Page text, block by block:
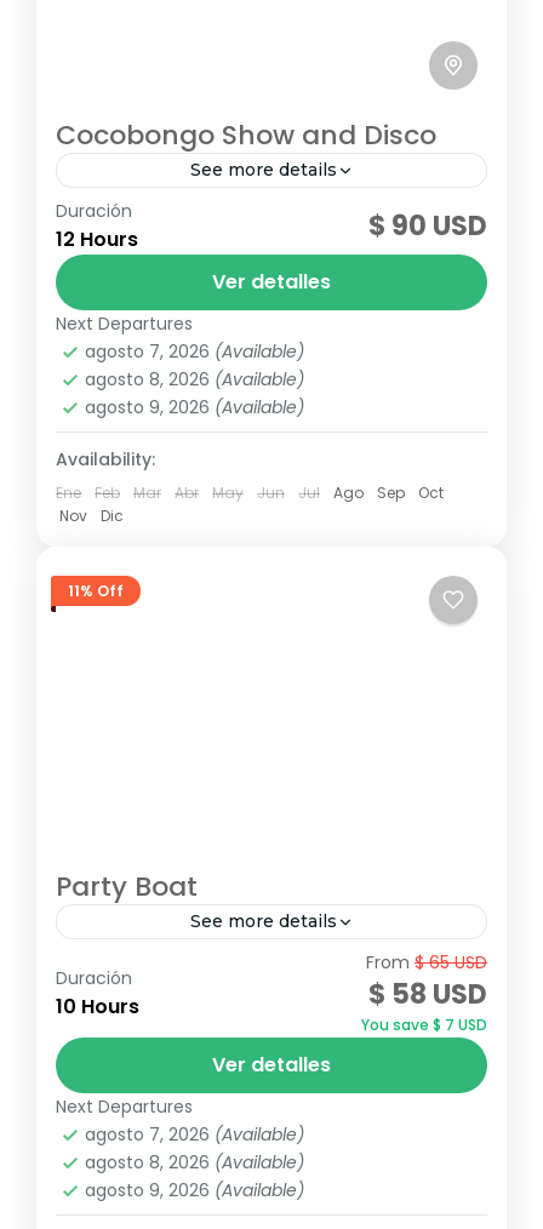
Cocobongo Show and Disco
See more details
"Coco Bongo Downtown en Punta Cana es
un maravilloso lugar para pasar la noche
después de un espectacular día de sol en
las hermosas playas de...
Punta Cana,
Duración
12 Hours $ 90 USD
Ver detalles
Next Departures
agosto 7, 2026 (Available)
agosto 8, 2026 (Available)
agosto 9, 2026 (Available)
Availability:
Ene Feb Mar Abr May Jun Jul Ago Sep
Oct
Nov
Dic
11% Off
Party Boat
See more details
¡Vive la mejor fiesta en el mar con Party
Boat Punta Cana! Música y diversión sin
límites en un catamarán exclusivo. Reserva
ahora y disfruta...
Duración
10 Hours
From $ 65 USD
$ 58 USD
You save $ 7 USD
Ver detalles
Next Departures
agosto 7, 2026 (Available)
agosto 8, 2026 (Available)
agosto 9, 2026 (Available)